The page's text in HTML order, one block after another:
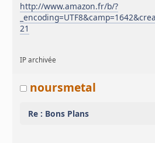
http://www.amazon.fr/b/?
21
IP archivée
noursmetal
Re : Bons Plans